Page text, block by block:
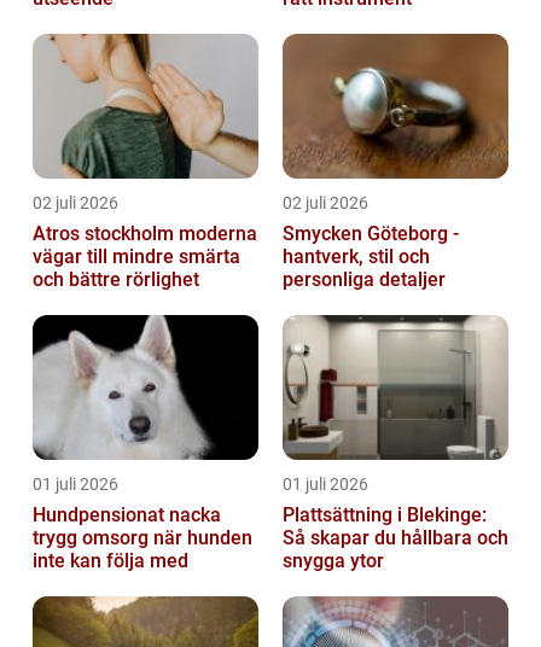
02 juli 2026
Atros stockholm moderna
vägar till mindre smärta
och bättre rörlighet
02 juli 2026
Smycken Göteborg -
hantverk, stil och
personliga detaljer
01 juli 2026
Hundpensionat nacka
trygg omsorg när hunden
inte kan följa med
01 juli 2026
Plattsättning i Blekinge:
Så skapar du hållbara och
snygga ytor